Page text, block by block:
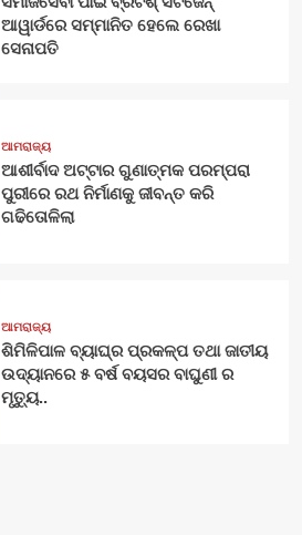
ଆୱାର୍ଡରେ ସମ୍ମାନିତ ହେଲେ ରେଖା
ସେନାପତି
ଆମରାଜ୍ୟ
ଆଶୀର୍ବାଦ ଅଟ୍ଟାର ଗୁଣାତ୍ମକ ପରମ୍ପରା
ପୁରୀରେ ରଥ ନିର୍ମାଣକୁ ଜୀବନ୍ତ କରି
ଗଢିତୋଳିଲା
ଆମରାଜ୍ୟ
ଶିମିଳିପାଳ ବ୍ୟାଘ୍ର ପ୍ରକଳ୍ପ ତଥା ଜାତୀୟ
ଉଦ୍ୟାନରେ ୫ ବର୍ଷ ବୟସର ବାଘୁଣୀ ର
ମୃତ୍ୟୁ..